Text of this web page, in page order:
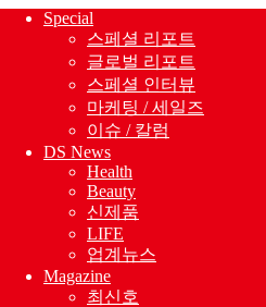
Close
Special
스페셜 리포트
글로벌 리포트
스페셜 인터뷰
마케팅 / 세일즈
이슈 / 칼럼
DS News
Health
Beauty
신제품
LIFE
업계뉴스
Magazine
최신호